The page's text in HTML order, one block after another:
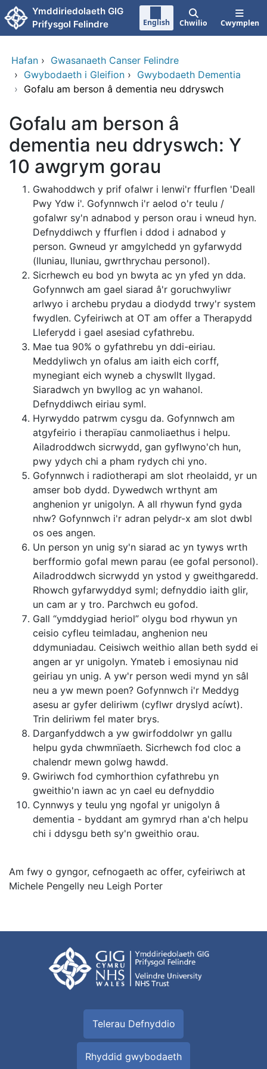
Neidio i'r prif gynnwy
Ymddiriedolaeth GIG
Prifysgol Felindre
English Chwilio Cwymplen
Hafan › Gwasanaeth Canser Felindre
› Gwybodaeth i Gleifion › Gwybodaeth Dementia
› Gofalu am berson â dementia neu ddryswch
Gofalu am berson â
dementia neu ddryswch: Y
10 awgrym gorau
Gwahoddwch y prif ofalwr i lenwi'r ffurflen 'Deall
Pwy Ydw i'. Gofynnwch i'r aelod o'r teulu /
gofalwr sy'n adnabod y person orau i wneud hyn.
Defnyddiwch y ffurflen i ddod i adnabod y
person. Gwneud yr amgylchedd yn gyfarwydd
(lluniau, lluniau, gwrthrychau personol).
Sicrhewch eu bod yn bwyta ac yn yfed yn dda.
Gofynnwch am gael siarad â'r goruchwyliwr
arlwyo i archebu prydau a diodydd trwy'r system
fwydlen. Cyfeiriwch at OT am offer a Therapydd
Lleferydd i gael asesiad cyfathrebu.
Mae tua 90% o gyfathrebu yn ddi-eiriau.
Meddyliwch yn ofalus am iaith eich corff,
mynegiant eich wyneb a chyswllt llygad.
Siaradwch yn bwyllog ac yn wahanol.
Defnyddiwch eiriau syml.
Hyrwyddo patrwm cysgu da. Gofynnwch am
atgyfeirio i therapïau canmoliaethus i helpu.
Ailadroddwch sicrwydd, gan gyflwyno'ch hun,
pwy ydych chi a pham rydych chi yno.
Gofynnwch i radiotherapi am slot rheolaidd, yr un
amser bob dydd. Dywedwch wrthynt am
anghenion yr unigolyn. A all rhywun fynd gyda
nhw? Gofynnwch i'r adran pelydr-x am slot dwbl
os oes angen.
Un person yn unig sy'n siarad ac yn tywys wrth
berfformio gofal mewn parau (ee gofal personol).
Ailadroddwch sicrwydd yn ystod y gweithgaredd.
Rhowch gyfarwyddyd syml; defnyddio iaith glir,
un cam ar y tro. Parchwch eu gofod.
Gall “ymddygiad heriol” olygu bod rhywun yn
ceisio cyfleu teimladau, anghenion neu
ddymuniadau. Ceisiwch weithio allan beth sydd ei
angen ar yr unigolyn. Ymateb i emosiynau nid
geiriau yn unig. A yw'r person wedi mynd yn sâl
neu a yw mewn poen? Gofynnwch i'r Meddyg
asesu ar gyfer deliriwm (cyflwr dryslyd acíwt).
Trin deliriwm fel mater brys.
Darganfyddwch a yw gwirfoddolwr yn gallu
helpu gyda chwmnïaeth. Sicrhewch fod cloc a
chalendr mewn golwg hawdd.
Gwiriwch fod cymhorthion cyfathrebu yn
gweithio'n iawn ac yn cael eu defnyddio
Cynnwys y teulu yng ngofal yr unigolyn â
dementia - byddant am gymryd rhan a'ch helpu
chi i ddysgu beth sy'n gweithio orau.
Am fwy o gyngor, cefnogaeth ac offer, cyfeiriwch at
Michele Pengelly neu Leigh Porter
Telerau Defnyddio
Rhyddid gwybodaeth